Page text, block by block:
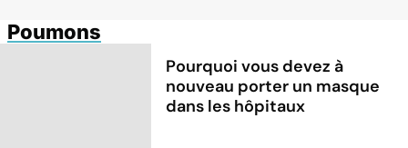
Poumons
Pourquoi vous devez à
nouveau porter un masque
dans les hôpitaux